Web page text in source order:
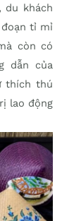
du khách
tỉ mỉ
còn có
dẫn của
thích thú
lao động